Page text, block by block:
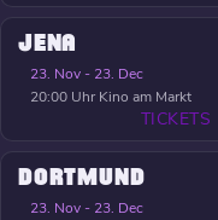
JENA
23. Nov - 23. Dec
20:00 Uhr Kino am Markt
TICKETS
DORTMUND
23. Nov - 23. Dec